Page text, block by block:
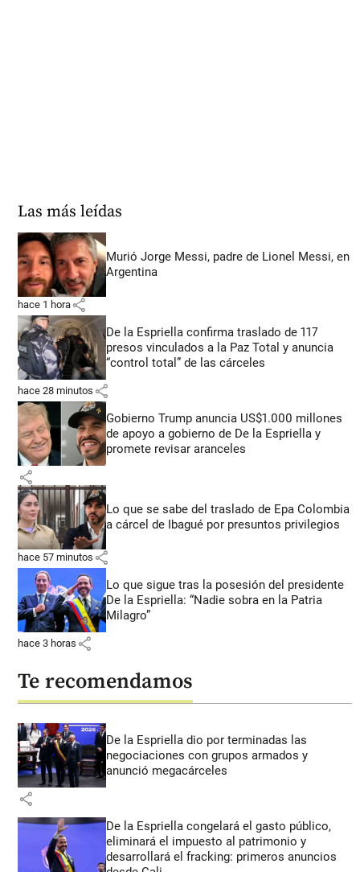
Las más leídas
Murió Jorge Messi, padre de Lionel Messi, en
Argentina
hace 1 hora share
De la Espriella confirma traslado de 117
presos vinculados a la Paz Total y anuncia
“control total” de las cárceles
hace 28 minutos share
Gobierno Trump anuncia US$1.000 millones
de apoyo a gobierno de De la Espriella y
promete revisar aranceles
share
Lo que se sabe del traslado de Epa Colombia
a cárcel de Ibagué por presuntos privilegios
hace 57 minutos share
Lo que sigue tras la posesión del presidente
De la Espriella: “Nadie sobra en la Patria
Milagro”
hace 3 horas share
Te recomendamos
De la Espriella dio por terminadas las
negociaciones con grupos armados y
anunció megacárceles
share
De la Espriella congelará el gasto público,
eliminará el impuesto al patrimonio y
desarrollará el fracking: primeros anuncios